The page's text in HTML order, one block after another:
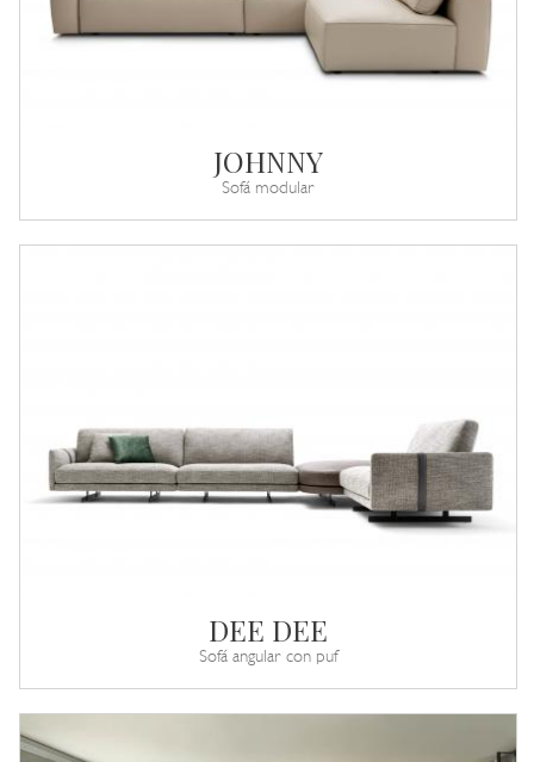
JOHNNY
Sofá modular
DEE DEE
Sofá angular con puf